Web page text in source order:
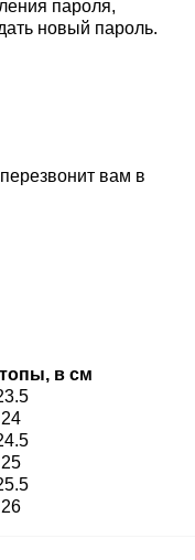
пароля,
новый пароль.
вам в
в см
24
25
26